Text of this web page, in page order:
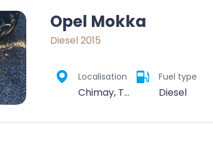
Opel Mokka
Diesel 2015
Localisation
Chimay, Thuin, Hainaut, Wallonie, Belgique
Fuel type
Diesel